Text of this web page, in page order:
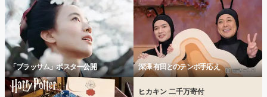
「ブラッサム」ポスター公開 深澤 有田とのテンポ手応え
ヒカキン 二千万寄付